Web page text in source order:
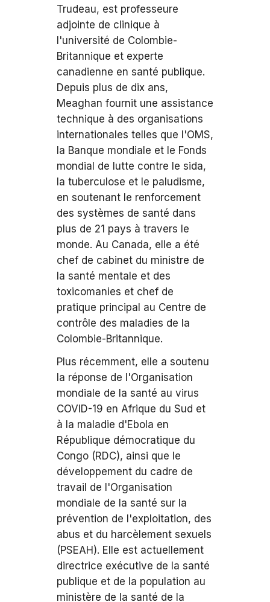
Trudeau, est professeure
adjointe de clinique à
l'université de Colombie-
Britannique et experte
canadienne en santé publique.
Depuis plus de dix ans,
Meaghan fournit une assistance
technique à des organisations
internationales telles que l'OMS,
la Banque mondiale et le Fonds
mondial de lutte contre le sida,
la tuberculose et le paludisme,
en soutenant le renforcement
des systèmes de santé dans
plus de 21 pays à travers le
monde. Au Canada, elle a été
chef de cabinet du ministre de
la santé mentale et des
toxicomanies et chef de
pratique principal au Centre de
contrôle des maladies de la
Colombie-Britannique.
Plus récemment, elle a soutenu
la réponse de l'Organisation
mondiale de la santé au virus
COVID-19 en Afrique du Sud et
à la maladie d'Ebola en
République démocratique du
Congo (RDC), ainsi que le
développement du cadre de
travail de l'Organisation
mondiale de la santé sur la
prévention de l'exploitation, des
abus et du harcèlement sexuels
(PSEAH). Elle est actuellement
directrice exécutive de la santé
publique et de la population au
ministère de la santé de la